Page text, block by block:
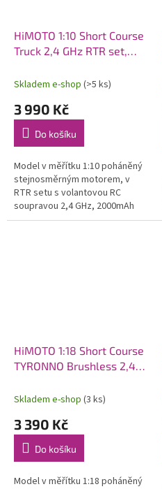
HiMOTO 1:10 Short Course
Truck 2,4 GHz RTR set,
Skladem e-shop (>5 ks)
3 990 Kč
Do košíku
Model v měřítku 1:10 poháněný
stejnosměrným motorem, v
RTR setu s volantovou RC
soupravou 2,4 GHz, 2000mAh
7,2V NiMH pohonným
HiMOTO 1:18 Short Course
TYRONNO Brushless 2,4
Skladem e-shop (3 ks)
3 390 Kč
Do košíku
Model v měřítku 1:18 poháněný